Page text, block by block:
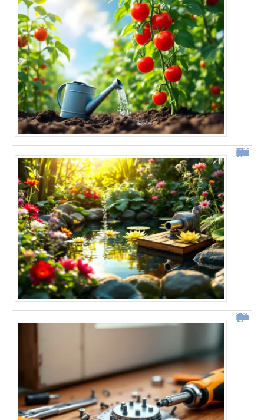
Fabriquer une pompe à bassin sans électricité
Comment démonter une poignée de porte facilement